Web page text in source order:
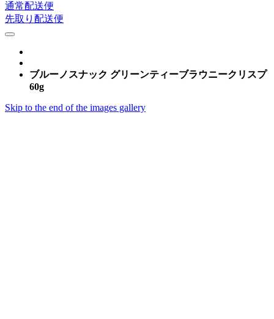
通常配送便
先取り配送便
ブルーノスナック グリーンティーブラウニークリスプ
60g
Skip to the end of the images gallery